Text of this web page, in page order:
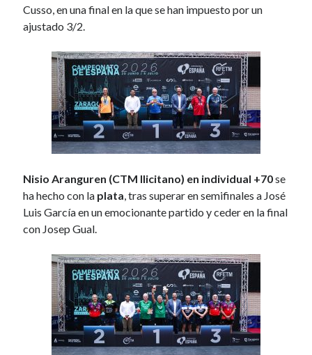
2025(114)
2026(83)
Historias con efecto(3)
Noticias 2015(50)
Noticias 2017(270)
Noticias 2018(262)
Noticias 2019(297)
Noticias 2020(117)
Noticias 2021(263)
Noticias 2022(267)
Cusso, en una final en la que se han impuesto por un
ajustado 3/2.
Nisio Aranguren (CTM Ilicitano) en individual +70se
ha hecho con la plata, tras superar en semifinales a José
Luis García en un emocionante partido y ceder en la final
con Josep Gual.